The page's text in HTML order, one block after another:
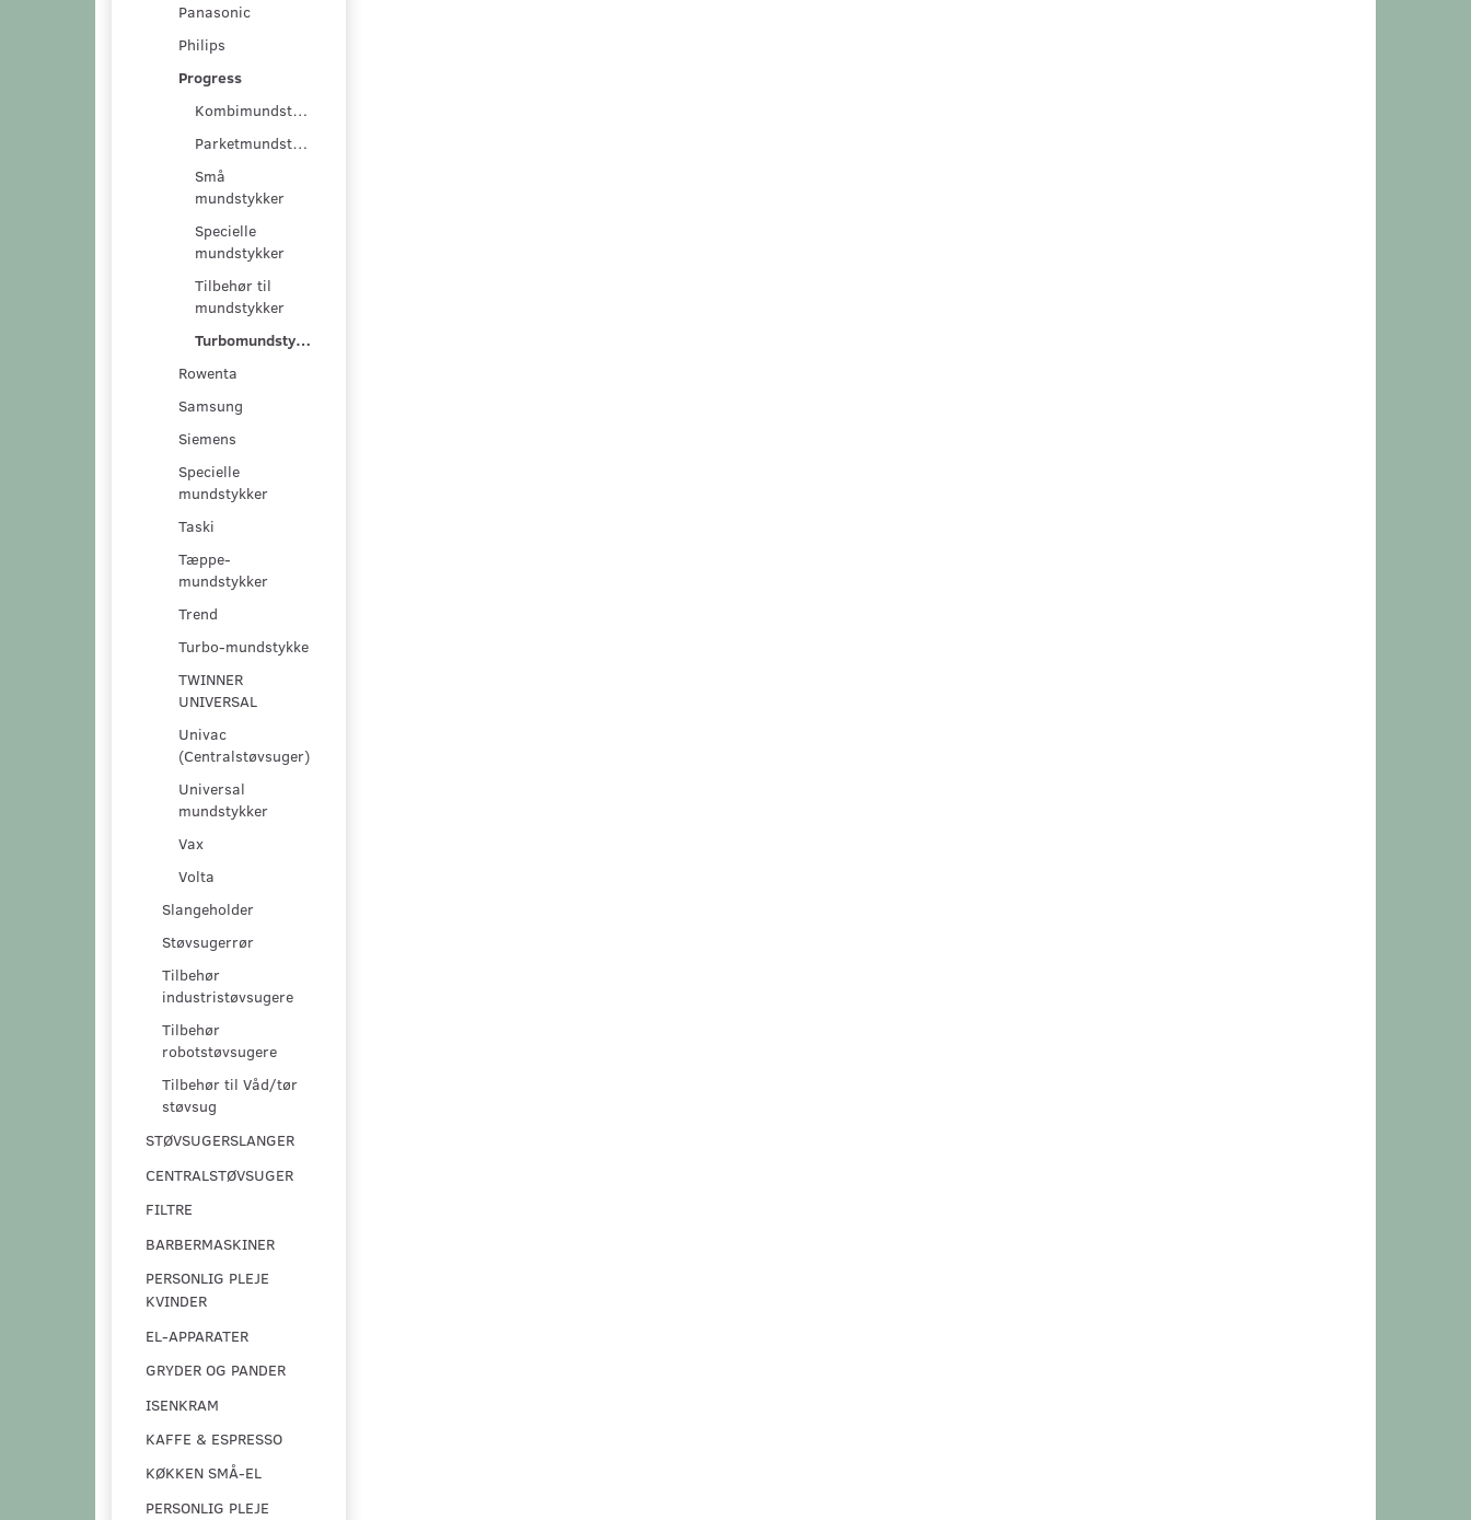
Panasonic
Philips
Progress
Kombimundstykker
Parketmundstykker
Små
mundstykker
Specielle
mundstykker
Tilbehør til
mundstykker
Turbomundstykker
Rowenta
Samsung
Siemens
Specielle
mundstykker
Taski
Tæppe-
mundstykker
Trend
Turbo-mundstykke
TWINNER
UNIVERSAL
Univac
(Centralstøvsuger)
Universal
mundstykker
Vax
Volta
Slangeholder
Støvsugerrør
Tilbehør
industristøvsugere
Tilbehør
robotstøvsugere
Tilbehør til Våd/tør
støvsug
STØVSUGERSLANGER
CENTRALSTØVSUGER
FILTRE
BARBERMASKINER
PERSONLIG PLEJE
KVINDER
EL-APPARATER
GRYDER OG PANDER
ISENKRAM
KAFFE & ESPRESSO
KØKKEN SMÅ-EL
PERSONLIG PLEJE